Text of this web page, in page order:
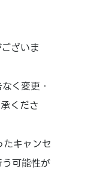
ざいま
く変更・
くださ
キャンセ
可能性が